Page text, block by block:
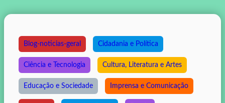
Blog-noticias-geral Cidadania e Política
Ciência e Tecnologia Cultura, Literatura e Artes
Educação e Sociedade Imprensa e Comunicação